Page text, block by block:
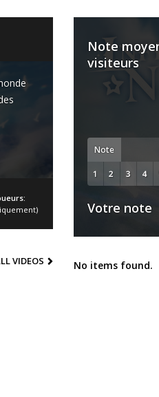
VIDEOS
Note
visiteurs
Note
Votre note
No items found.